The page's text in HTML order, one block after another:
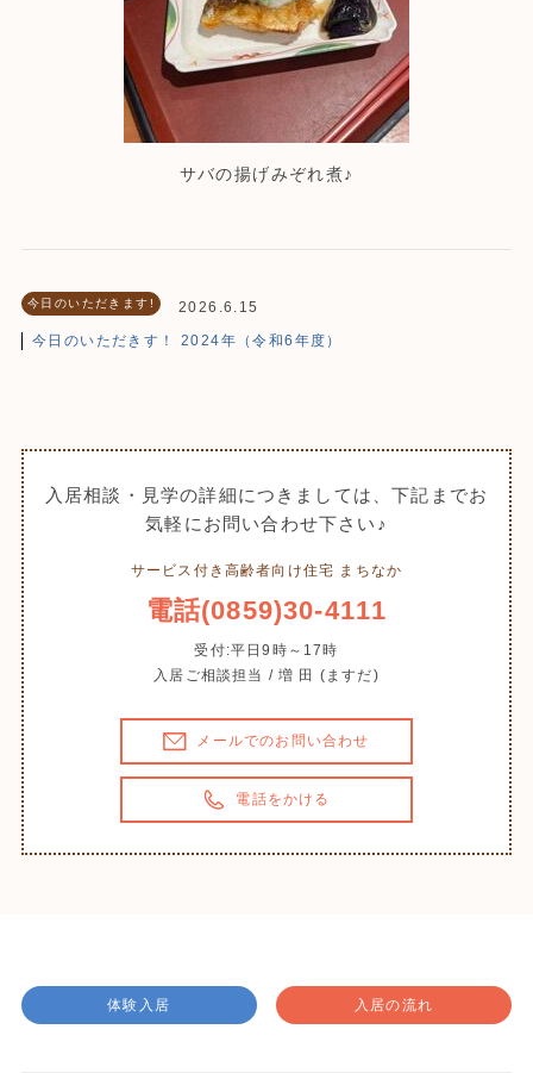
サバの揚げみぞれ煮♪
今日のいただきます!
2026.6.15
今日のいただきす！ 2024年（令和6年度）
入居相談・見学の詳細につきましては、下記までお
気軽にお問い合わせ下さい♪
サービス付き高齢者向け住宅 まちなか
電話(0859)30-4111
受付:平日9時～17時
入居ご相談担当 / 増 田 (ますだ)
メールでのお問い合わせ
電話をかける
体験入居 入居の流れ